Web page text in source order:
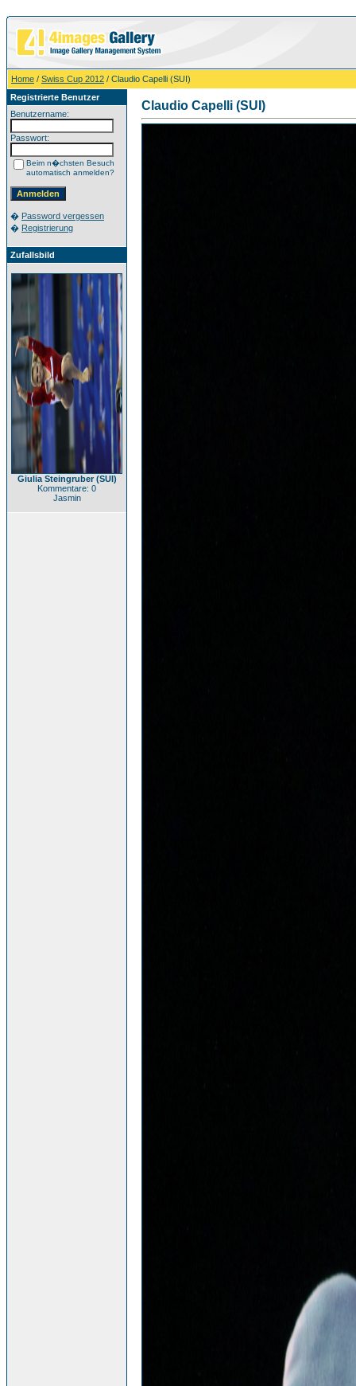
Home / Swiss Cup 2012 / Claudio Capelli (SUI)
Registrierte Benutzer
Benutzername:
Passwort:
Beim n�chsten Besuch
automatisch anmelden?
� Password vergessen
� Registrierung
Zufallsbild
Giulia Steingruber (SUI)
Kommentare: 0
Jasmin
Claudio Capelli (SUI)